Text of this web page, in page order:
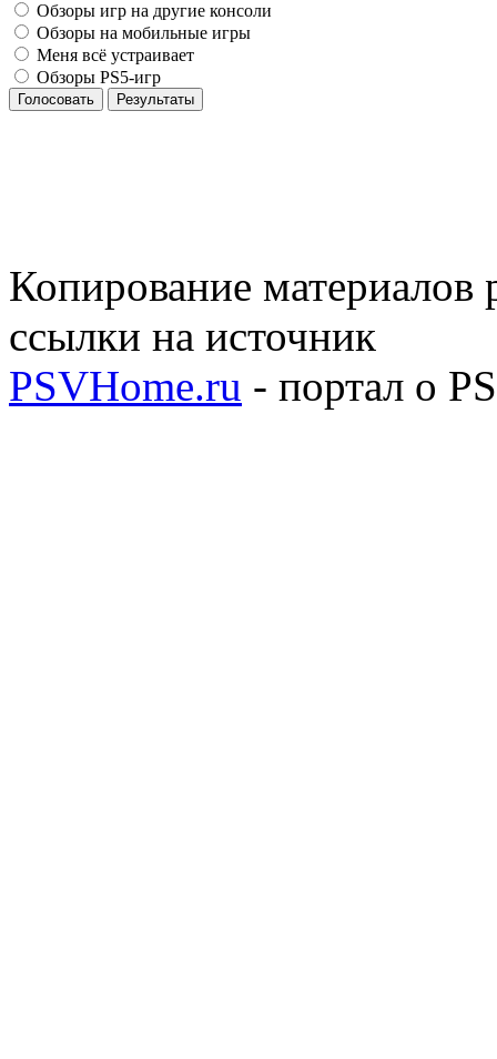
Обзоры игр на другие консоли
Обзоры на мобильные игры
Меня всё устраивает
Обзоры PS5-игр
Голосовать Результаты
Копирование материалов
ссылки на источник
PSVHome.ru - портал о